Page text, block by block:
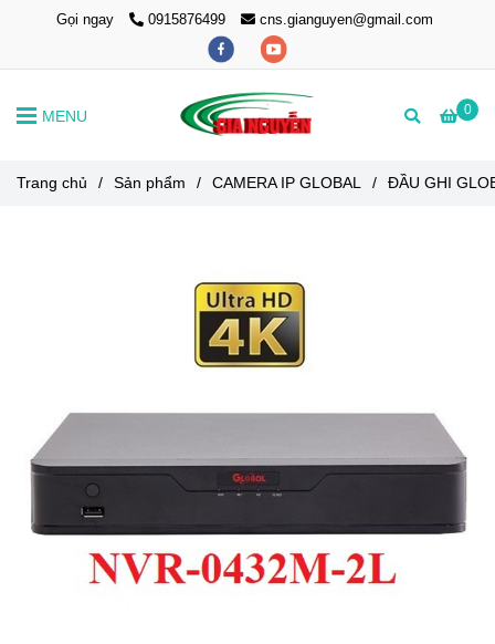
Gọi ngay 0915876499 cns.gianguyen@gmail.com
0
MENU
Trang chủ / Sản phẩm / CAMERA IP GLOBAL / ĐẦU GHI